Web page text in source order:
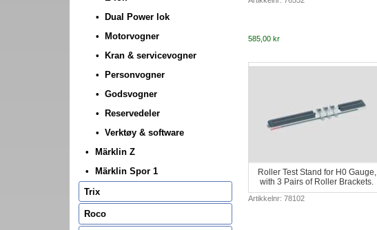
585,00 kr
Roller Test Stand for H0 Gauge,
with 3 Pairs of Roller Brackets.
Artikkelnr: 78102
Dual Power lok
Motorvogner
Kran & servicevogner
Personvogner
Godsvogner
Reservedeler
Verktøy & software
Märklin Z
Märklin Spor 1
Trix
Roco